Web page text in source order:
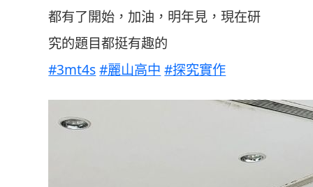
都有了開始，加油，明年見，現在研
究的題目都挺有趣的
#3mt4s#麗山高中 #探究實作